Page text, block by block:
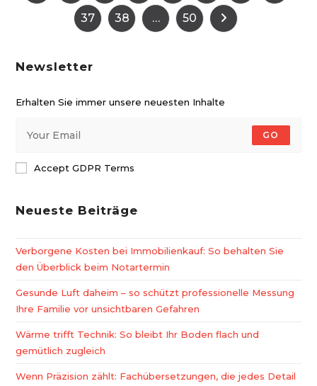
37 38 … 50 Zur nächsten Seite
Newsletter
Erhalten Sie immer unsere neuesten Inhalte
GO
Accept GDPR Terms
Neueste Beiträge
Verborgene Kosten bei Immobilienkauf: So behalten Sie
den Überblick beim Notartermin
Gesunde Luft daheim – so schützt professionelle Messung
Ihre Familie vor unsichtbaren Gefahren
Wärme trifft Technik: So bleibt Ihr Boden flach und
gemütlich zugleich
Wenn Präzision zählt: Fachübersetzungen, die jedes Detail